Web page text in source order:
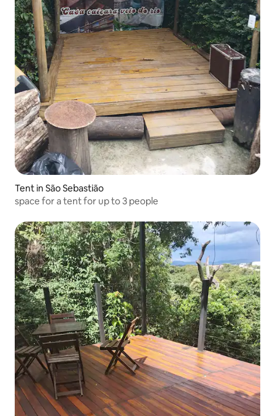
Tent in São Sebastião
space for a tent for up to 3 people